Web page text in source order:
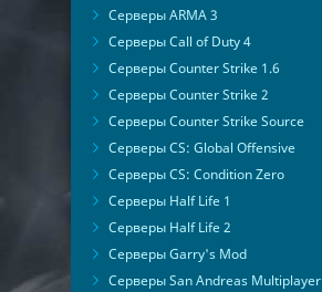
Серверы ARMA 3
Серверы Call of Duty 4
Серверы Counter Strike 1.6
Серверы Counter Strike 2
Серверы Counter Strike Source
Серверы CS: Global Offensive
Серверы CS: Condition Zero
Серверы Half Life 1
Серверы Half Life 2
Серверы Garry's Mod
Серверы San Andreas Multiplayer